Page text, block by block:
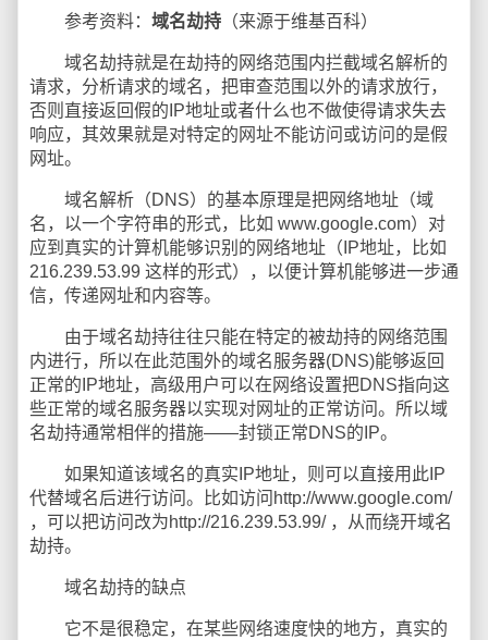
参考资料： 域名劫持 （来源于维基百科）
域名劫持就是在劫持的网络范围内拦截域名解析的
请求，分析请求的域名，把审查范围以外的请求放行，
否则直接返回假的IP地址或者什么也不做使得请求失去
响应，其效果就是对特定的网址不能访问或访问的是假
网址。
域名解析（DNS）的基本原理是把网络地址（域
名，以一个字符串的形式，比如 www.google.com）对
应到真实的计算机能够识别的网络地址（IP地址，比如
216.239.53.99 这样的形式），以便计算机能够进一步通
信，传递网址和内容等。
由于域名劫持往往只能在特定的被劫持的网络范围
内进行，所以在此范围外的域名服务器(DNS)能够返回
正常的IP地址，高级用户可以在网络设置把DNS指向这
些正常的域名服务器以实现对网址的正常访问。所以域
名劫持通常相伴的措施——封锁正常DNS的IP。
如果知道该域名的真实IP地址，则可以直接用此IP
代替域名后进行访问。比如访问http://www.google.com/
，可以把访问改为http://216.239.53.99/ ，从而绕开域名
劫持。
域名劫持的缺点
它不是很稳定，在某些网络速度快的地方，真实的